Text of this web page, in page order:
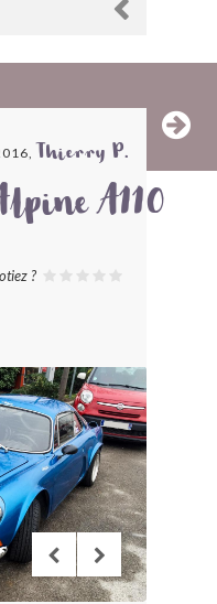
?
MARQUES
BLV ?
Thierry P.
A110
?